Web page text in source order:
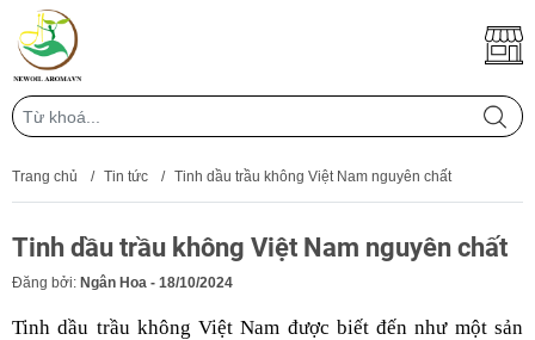
Trang chủ / Tin tức / Tinh dầu trầu không Việt Nam nguyên chất
Tinh dầu trầu không Việt Nam nguyên chất
Đăng bởi: Ngân Hoa - 18/10/2024
Tinh dầu trầu không Việt Nam được biết đến như một sản